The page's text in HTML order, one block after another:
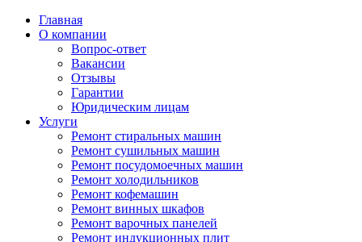
Главная
О компании
Вопрос-ответ
Вакансии
Отзывы
Гарантии
Юридическим лицам
Услуги
Ремонт стиральных машин
Ремонт сушильных машин
Ремонт посудомоечных машин
Ремонт холодильников
Ремонт кофемашин
Ремонт винных шкафов
Ремонт варочных панелей
Ремонт индукционных плит